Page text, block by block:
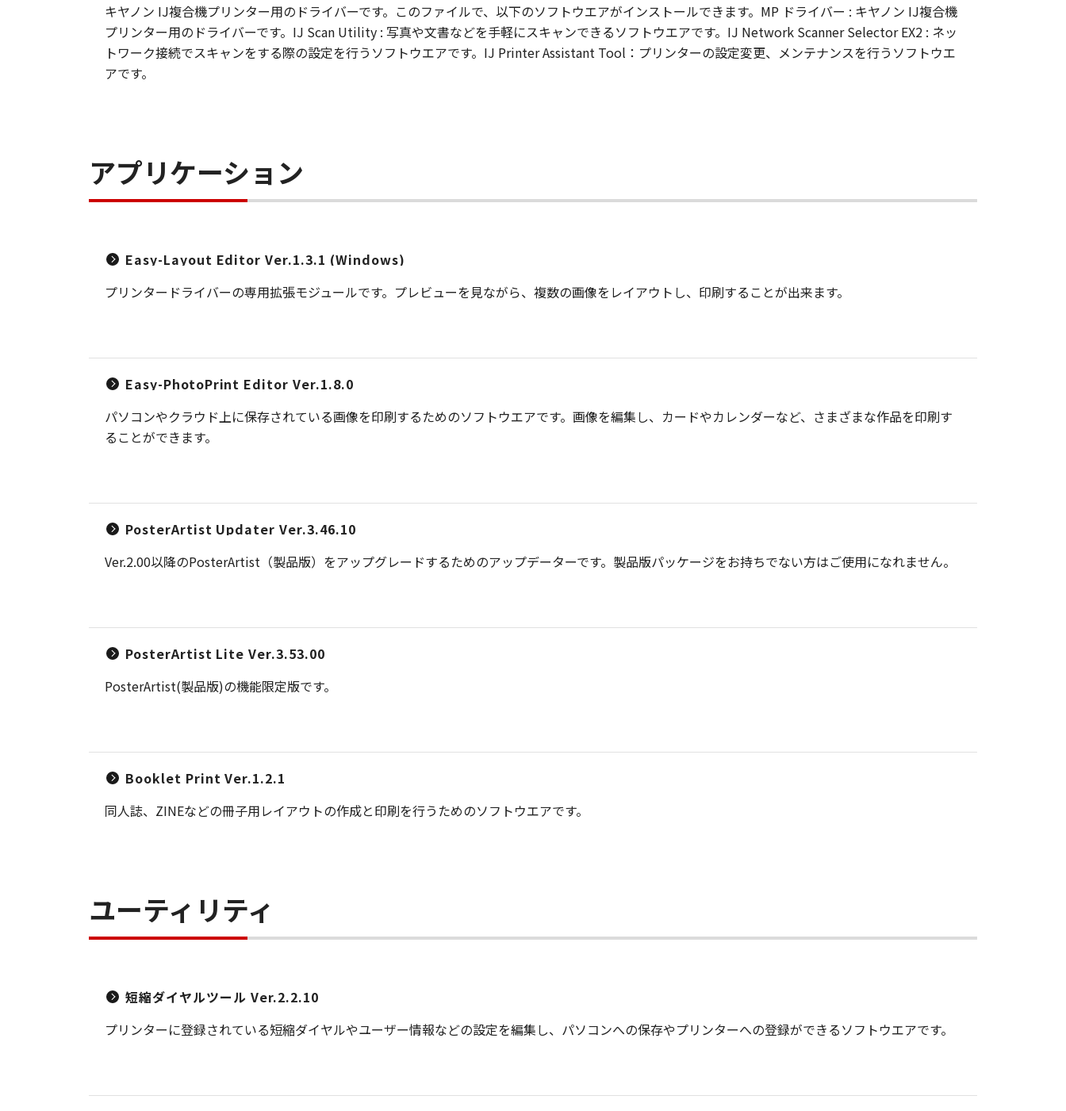
キヤノン IJ複合機プリンター用のドライバーです。このファイルで、以下のソフトウエアがインストールできます。MP ドライバー : キヤノン IJ複合機
プリンター用のドライバーです。IJ Scan Utility : 写真や文書などを手軽にスキャンできるソフトウエアです。IJ Network Scanner Selector EX2 : ネッ
トワーク接続でスキャンをする際の設定を行うソフトウエアです。IJ Printer Assistant Tool：プリンターの設定変更、メンテナンスを行うソフトウエ
アです。
アプリケーション
Easy-Layout Editor Ver.1.3.1 (Windows)
プリンタードライバーの専用拡張モジュールです。プレビューを見ながら、複数の画像をレイアウトし、印刷することが出来ます。
Easy-PhotoPrint Editor Ver.1.8.0
パソコンやクラウド上に保存されている画像を印刷するためのソフトウエアです。画像を編集し、カードやカレンダーなど、さまざまな作品を印刷す
ることができます。
PosterArtist Updater Ver.3.46.10
Ver.2.00以降のPosterArtist（製品版）をアップグレードするためのアップデーターです。製品版パッケージをお持ちでない方はご使用になれません。
PosterArtist Lite Ver.3.53.00
PosterArtist(製品版)の機能限定版です。
Booklet Print Ver.1.2.1
同人誌、ZINEなどの冊子用レイアウトの作成と印刷を行うためのソフトウエアです。
ユーティリティ
短縮ダイヤルツール Ver.2.2.10
プリンターに登録されている短縮ダイヤルやユーザー情報などの設定を編集し、パソコンへの保存やプリンターへの登録ができるソフトウエアです。